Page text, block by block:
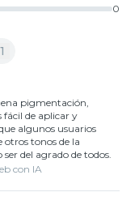
0
1
pigmentación,
fácil de aplicar y
algunos usuarios
otros tonos de la
del agrado de todos.
con IA